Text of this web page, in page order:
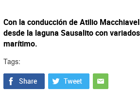
Con la conducción de Atilio
desde la laguna Sausalito con
marítimo.
Tags: